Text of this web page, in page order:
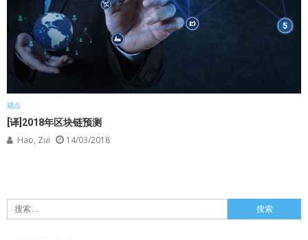
观点
[译]2018年区块链预测
Hao, Zui 14/03/2018
搜
索：